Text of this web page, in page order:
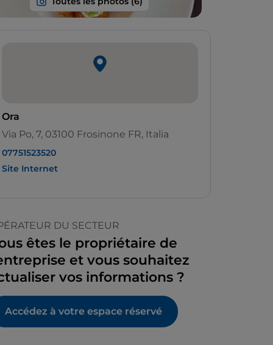
Ora
Via Po, 7, 03100 Frosinone FR, Italia
07751523520
Site Internet
DU SECTEUR
êtes le propriétaire de
et vous souhaitez
vos informations ?
Accédez à votre espace réservé